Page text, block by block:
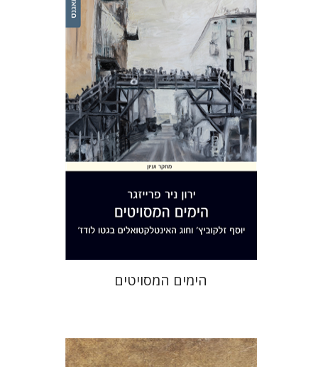
ירון ניר פרייזגר
הנחת אתר ספר מודפס
$35
$32
הימים המסויטים